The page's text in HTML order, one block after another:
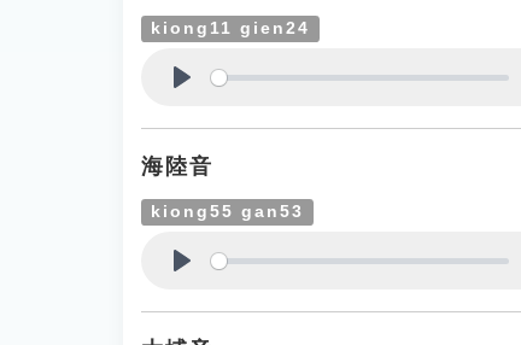
kiong11 gien24
海陸音
kiong55 gan53